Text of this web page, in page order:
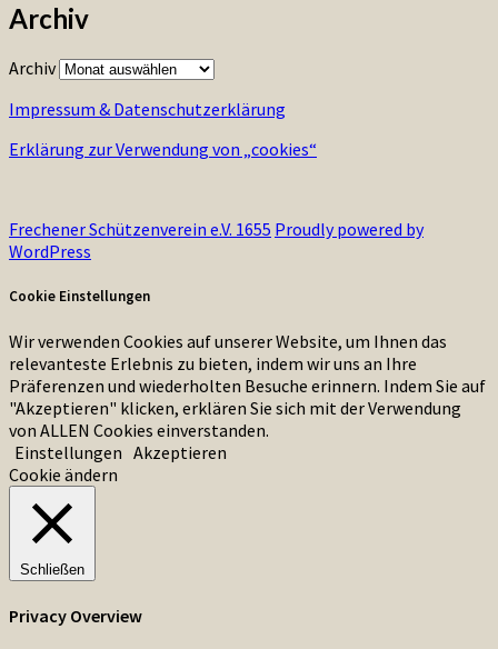
Archiv
Archiv
Impressum & Datenschutzerklärung
Erklärung zur Verwendung von „cookies“
Frechener Schützenverein e.V. 1655 Proudly powered by
WordPress
Cookie Einstellungen
Wir verwenden Cookies auf unserer Website, um Ihnen das
relevanteste Erlebnis zu bieten, indem wir uns an Ihre
Präferenzen und wiederholten Besuche erinnern. Indem Sie auf
"Akzeptieren" klicken, erklären Sie sich mit der Verwendung
von ALLEN Cookies einverstanden.
Einstellungen Akzeptieren
Cookie ändern
Schließen
Privacy Overview